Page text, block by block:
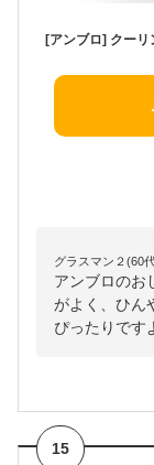
[アンブロ] クー
グラスマン２(60
アンブロのお
がよく、ひん
ぴったりです
15